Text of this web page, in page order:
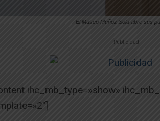
El Museo Muñoz Sola abre sus
-- Publicidad --
ihc_mb_type=»show»